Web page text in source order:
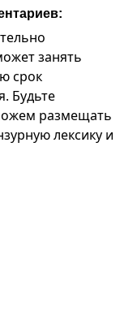
занять
срок
Будьте
размещать
лексику и